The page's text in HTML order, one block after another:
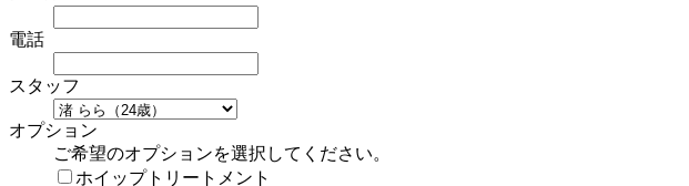
電話
スタッフ
オプション
ご希望のオプションを選択してください。
ホイップトリートメント